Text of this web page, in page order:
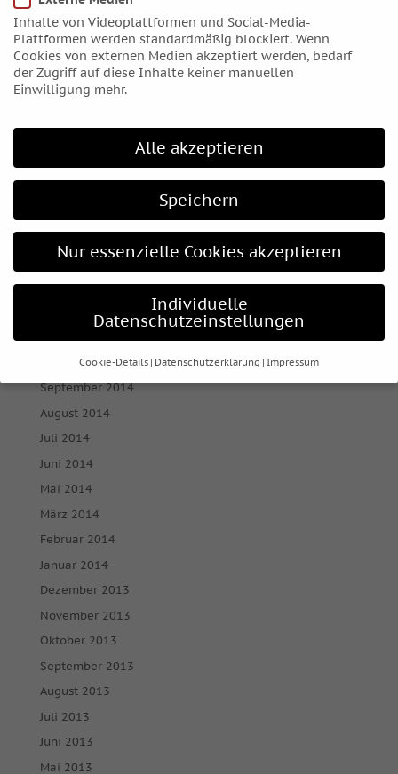
Dezember 2015
November 2015
Oktober 2015
September 2015
Mai 2015
März 2015
Februar 2015
Januar 2015
Dezember 2014
Oktober 2014
September 2014
August 2014
Juli 2014
Juni 2014
Mai 2014
März 2014
Februar 2014
Januar 2014
Dezember 2013
November 2013
Oktober 2013
September 2013
August 2013
Juli 2013
Juni 2013
Mai 2013
Inhalte von Videoplattformen und Social-Media-
Plattformen werden standardmäßig blockiert. Wenn
Cookies von externen Medien akzeptiert werden, bedarf
der Zugriff auf diese Inhalte keiner manuellen
Einwilligung mehr.
Alle akzeptieren
Speichern
Nur essenzielle Cookies akzeptieren
Individuelle
Datenschutzeinstellungen
Cookie-Details Datenschutzerklärung Impressum
Datenschutzeinstellungen
Wenn Sie unter 16 Jahre alt sind und Ihre Zustimmung zu
freiwilligen Diensten geben möchten, müssen Sie Ihre
Erziehungsberechtigten um Erlaubnis bitten.
unserer Website. Einige von ihnen sind essenziell, während
andere uns helfen, diese Website und Ihre Erfahrung zu
werden (z. B. IP-Adressen), z. B. für personalisierte Anzeigen
und Inhalte oder Anzeigen- und Inhaltsmessung.
in unsererDatenschutzerklärung
Hier finden Sie eine Übersicht über alle verwendeten
geben oder sich weitere Informationen anzeigen lassen und
so nur bestimmte Cookies auswählen.
Alle akzeptieren
Nur essenzielle Cookies akzeptieren